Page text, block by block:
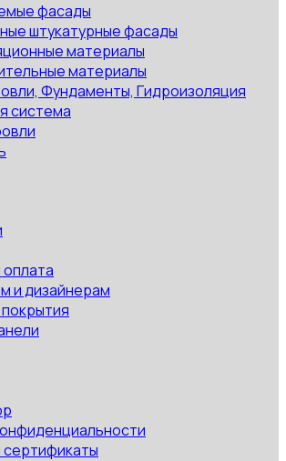
фасады
штукатурные фасады
материалы
материалы
Фундаменты, Гидроизоляция
система
и дизайнерам
сертификаты